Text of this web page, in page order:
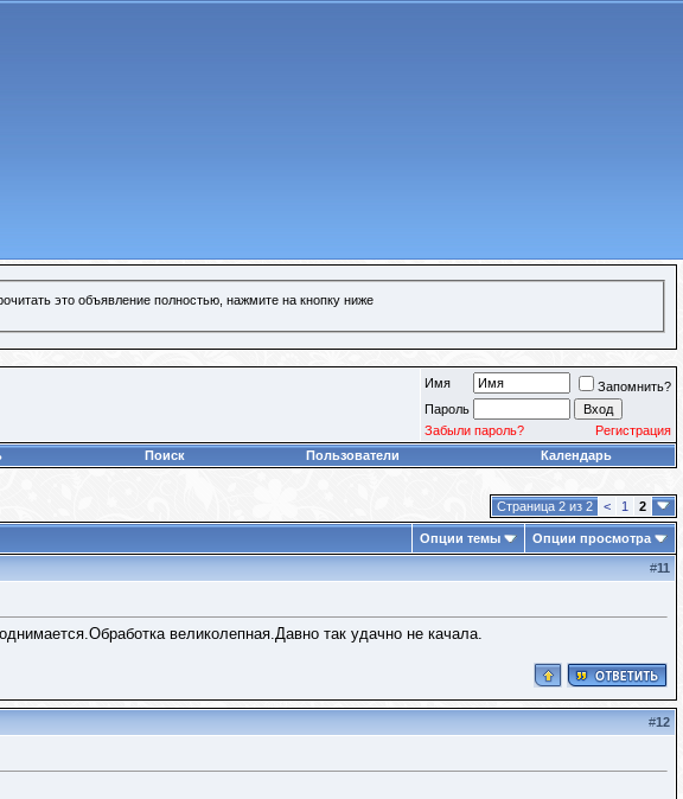
это объявление полностью, нажмите на кнопку ниже
Имя
Запомнить?
Пароль
Забыли пароль?
Регистрация
Поиск Пользователи Календарь
Страница 2 из 2 < 1 2
Опции темы Опции просмотра
#11
великолепная.Давно так удачно не качала.
#12